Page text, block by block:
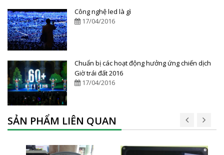
Công nghệ led là gì
17/04/2016
Chuẩn bị các hoạt động hưởng ứng chiến dịch
Giờ trái đất 2016
17/04/2016
SẢN PHẨM LIÊN QUAN